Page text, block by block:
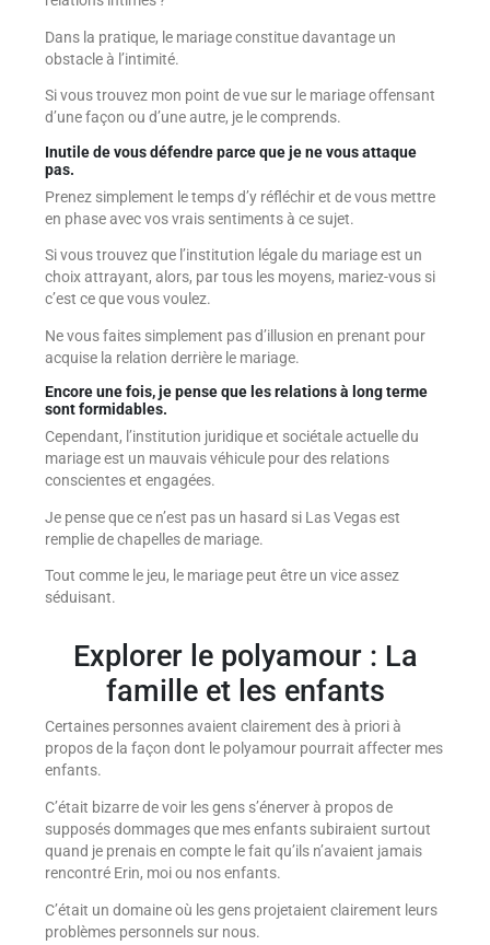
Dans la pratique, le mariage constitue davantage un
obstacle à l’intimité.
Si vous trouvez mon point de vue sur le mariage offensant
d’une façon ou d’une autre, je le comprends.
Inutile de vous défendre parce que je ne vous attaque
pas.
Prenez simplement le temps d’y réfléchir et de vous mettre
en phase avec vos vrais sentiments à ce sujet.
Si vous trouvez que l’institution légale du mariage est un
choix attrayant, alors, par tous les moyens, mariez-vous si
c’est ce que vous voulez.
Ne vous faites simplement pas d’illusion en prenant pour
acquise la relation derrière le mariage.
Encore une fois, je pense que les relations à long terme
sont formidables.
Cependant, l’institution juridique et sociétale actuelle du
mariage est un mauvais véhicule pour des relations
conscientes et engagées.
Je pense que ce n’est pas un hasard si Las Vegas est
remplie de chapelles de mariage.
Tout comme le jeu, le mariage peut être un vice assez
séduisant.
Explorer le polyamour : La
famille et les enfants
Certaines personnes avaient clairement des à priori à
propos de la façon dont le polyamour pourrait affecter mes
enfants.
C’était bizarre de voir les gens s’énerver à propos de
supposés dommages que mes enfants subiraient surtout
quand je prenais en compte le fait qu’ils n’avaient jamais
rencontré Erin, moi ou nos enfants.
C’était un domaine où les gens projetaient clairement leurs
problèmes personnels sur nous.